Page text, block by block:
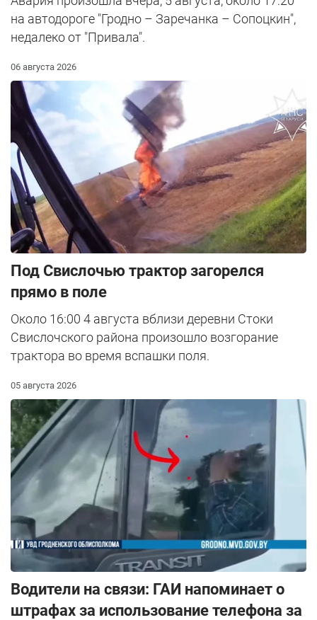
на автодороге "Гродно – Заречанка – Сопоцкин",
недалеко от "Привала".
06 августа 2026
Под Свислочью трактор загорелся
прямо в поле
Около 16:00 4 августа вблизи деревни Стоки
Свислочского района произошло возгорание
трактора во время вспашки поля.
05 августа 2026
Водители на связи: ГАИ напоминает о
штрафах за использование телефона за